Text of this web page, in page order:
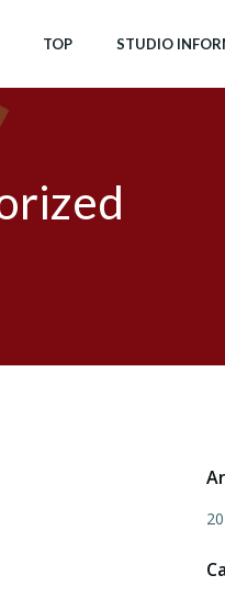
TOP STUDIO